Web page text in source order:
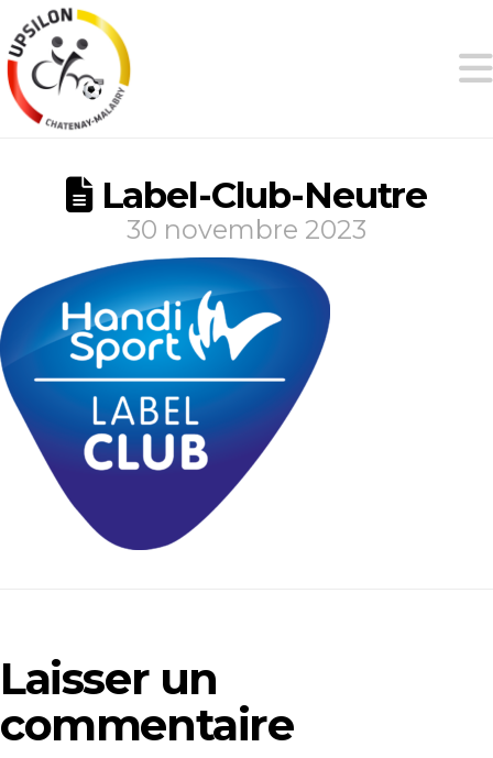
Label-Club-Neutre
30 novembre 2023
Laisser un
commentaire